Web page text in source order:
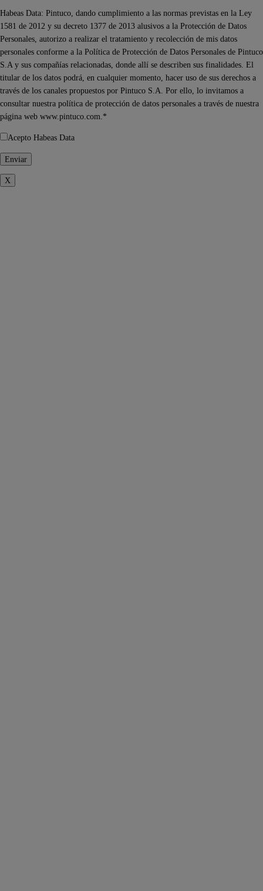
Habeas Data: Pintuco, dando cumplimiento a las normas previstas en la Ley
1581 de 2012 y su decreto 1377 de 2013 alusivos a la Protección de Datos
Personales, autorizo a realizar el tratamiento y recolección de mis datos
personales conforme a la Política de Protección de Datos Personales de Pintuco
S.A y sus compañías relacionadas, donde allí se describen sus finalidades. El
titular de los datos podrá, en cualquier momento, hacer uso de sus derechos a
través de los canales propuestos por Pintuco S.A. Por ello, lo invitamos a
consultar nuestra política de protección de datos personales a través de nuestra
página web www.pintuco.com.*
Acepto Habeas Data
X